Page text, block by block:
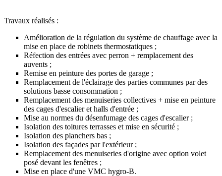
Travaux réalisés :
Amélioration de la régulation du système de chauffage avec la
mise en place de robinets thermostatiques ;
Réfection des entrées avec perron + remplacement des
auvents ;
Remise en peinture des portes de garage ;
Remplacement de l'éclairage des parties communes par des
solutions basse consommation ;
Remplacement des menuiseries collectives + mise en peinture
des cages d'escalier et halls d'entrée ;
Mise au normes du désenfumage des cages d'escalier ;
Isolation des toitures terrasses et mise en sécurité ;
Isolation des planchers bas ;
Isolation des façades par l'extérieur ;
Remplacement des menuiseries d'origine avec option volet
posé devant les fenêtres ;
Mise en place d'une VMC hygro-B.